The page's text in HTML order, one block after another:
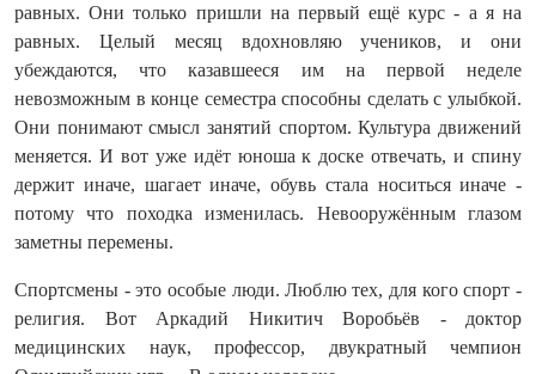
равных. Они только пришли на первый ещё курс - а я на
равных. Целый месяц вдохновляю учеников, и они
убеждаются, что казавшееся им на первой неделе
невозможным в конце семестра способны сделать с улыбкой.
Они понимают смысл занятий спортом. Культура движений
меняется. И вот уже идёт юноша к доске отвечать, и спину
держит иначе, шагает иначе, обувь стала носиться иначе -
потому что походка изменилась. Невооружённым глазом
заметны перемены.
Спортсмены - это особые люди. Люблю тех, для кого спорт -
религия. Вот Аркадий Никитич Воробьёв - доктор
медицинских наук, профессор, двукратный чемпион